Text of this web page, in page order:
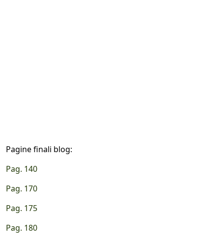
Pagine finali blog:
Pag. 140
Pag. 170
Pag. 175
Pag. 180